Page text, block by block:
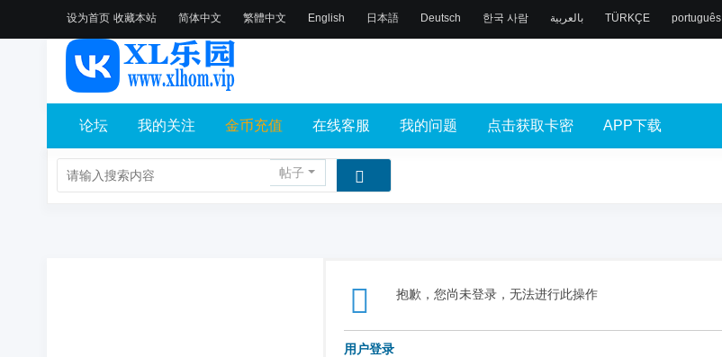
设为首页 收藏本站 简体中文 繁體中文 English 日本語 Deutsch 한국 사람 بالعربية TÜRKÇE português
论坛 我的关注 金币充值 在线客服 我的问题 点击获取卡密 APP下载
帖子
抱歉，您尚未登录，无法进行此操作
用户登录